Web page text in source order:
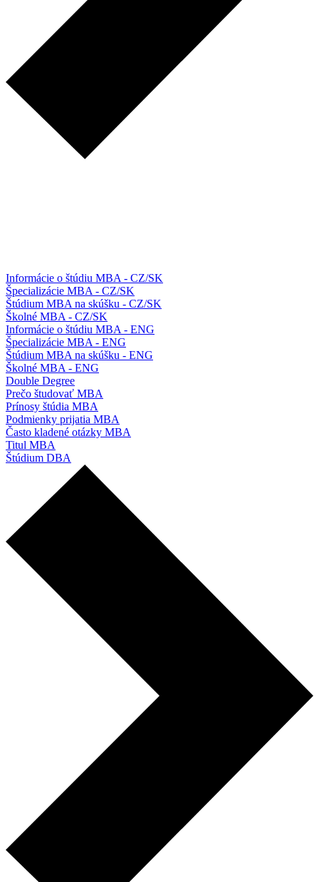
Informácie o štúdiu MBA - CZ/SK
Špecializácie MBA - CZ/SK
Štúdium MBA na skúšku - CZ/SK
Školné MBA - CZ/SK
Informácie o štúdiu MBA - ENG
Špecializácie MBA - ENG
Štúdium MBA na skúšku - ENG
Školné MBA - ENG
Double Degree
Prečo študovať MBA
Prínosy štúdia MBA
Podmienky prijatia MBA
Často kladené otázky MBA
Titul MBA
Štúdium DBA